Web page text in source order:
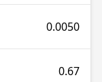
0.0050
0.67